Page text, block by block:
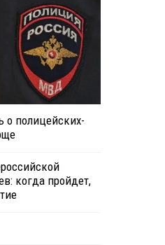
о полицейских-
когда пройдет,